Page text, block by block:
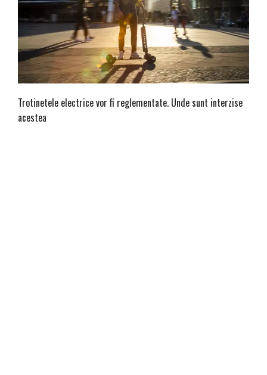
Trotinetele electrice vor fi reglementate. Unde sunt interzise
acestea